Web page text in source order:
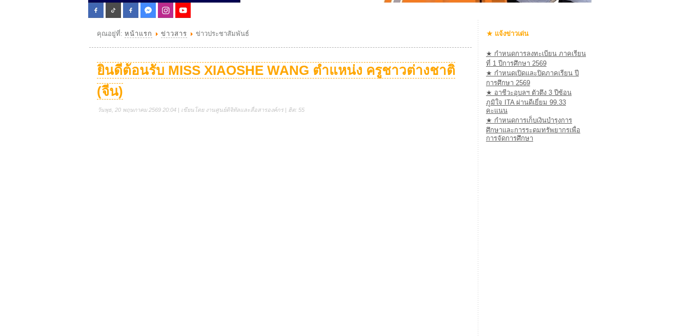
คุณอยู่ที่: หน้าแรก ข่าวสาร ข่าวประชาสัมพันธ์
ยินดีต้อนรับ MISS XIAOSHE WANG ตำแหน่ง ครูชาวต่างชาติ
(จีน)
วันพุธ, 20 พฤษภาคม 2569 20:04 | เขียนโดย งานศูนย์ดิจิทัลและสื่อสารองค์กร | ฮิต: 55
★ แจ้งข่าวเด่น
★ กำหนดการลงทะเบียน ภาคเรียน
ที่ 1 ปีการศึกษา 2569
★ กำหนดเปิดและปิดภาคเรียน ปี
การศึกษา 2569
★ อาชีวะอุบลฯ ตัวตึง 3 ปีซ้อน
ภูมิใจ ITA ผ่านดีเยี่ยม 99.33
คะแนน
★ กำหนดการเก็บเงินบำรุงการ
ศึกษาและการระดมทรัพยากรเพื่อ
การจัดการศึกษา